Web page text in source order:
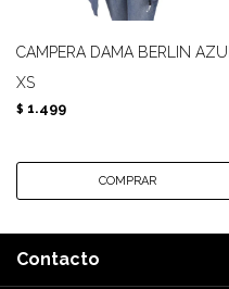
CAMPERA DAMA BERLIN AZUL
XS
$ 1.499
Contacto